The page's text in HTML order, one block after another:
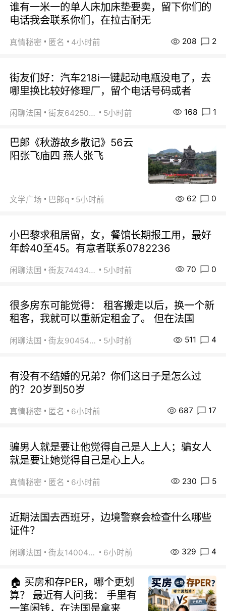
谁有一米一的单人床加床垫要卖，留下你们的
电话我会联系你们，在拉古耐无
真情秘密 匿名 4小时前 208 2
街友们好：汽车218i一键起动电瓶没电了，去
哪里换比较好修理厂，留个电话号码或者
闲聊法国 街友64250024 5小时前 168 1
巴郞《秋游故乡散记》56云
阳张飞庙四 燕人张飞
文学广场 巴郞q 5小时前 62 0
小巴黎求租居留，女，餐馆长期报工用，最好
年龄40至45。有意者联系0782236
闲聊法国 街友74434350 5小时前 70 0
很多房东可能觉得： 租客搬走以后，换一个新
租客，我就可以重新定租金了。 但在法国
闲聊法国 街友90454511 5小时前 511 4
有没有不结婚的兄弟？你们这日子是怎么过
的？20岁到50岁
真情秘密 匿名 6小时前 687 17
骗男人就是要让他觉得自己是人上人；骗女人
就是要让她觉得自己是心上人。
真情秘密 匿名 6小时前 230 5
近期法国去西班牙，边境警察会检查什么哪些
证件？
闲聊法国 街友14004820 6小时前 329 4
🏠 买房和存PER，哪个更划
算？ 最近有人问我： 手里有
一笔闲钱，在法国是拿来